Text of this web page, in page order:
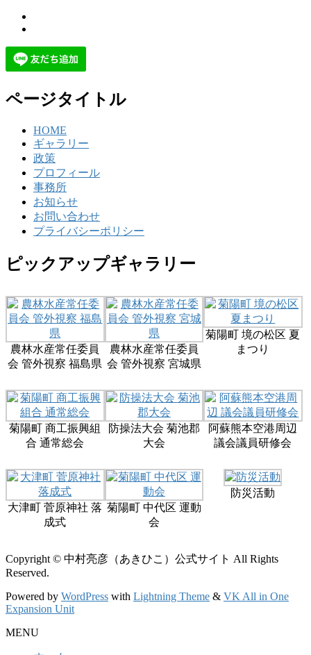
ページタイトル
HOME
ギャラリー
政策
プロフィール
事務所
お知らせ
お問い合わせ
プライバシーポリシー
ピックアップギャラリー
農林水産常任委員
会 管外視察 福島県
農林水産常任委員
会 管外視察 宮城県
菊陽町 境の松区 夏
まつり
菊陽町 商工振興組
合 通常総会
防操法大会 菊池郡
大会
阿蘇熊本空港周辺
議会議員研修会
大津町 菅原神社 落
成式
菊陽町 中代区 運動
会
防災活動
Copyright © 中村亮彦（あきひこ）公式サイト All Rights
Reserved.
Powered by WordPress with Lightning Theme & VK All in One
Expansion Unit
MENU